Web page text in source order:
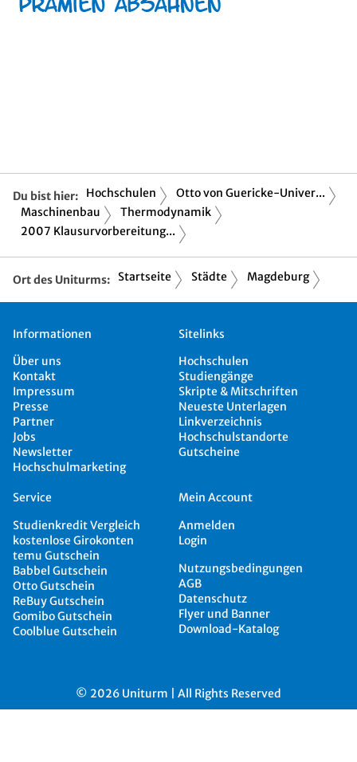
Du bist hier: Hochschulen
Otto von Guericke-Univer...
Maschinenbau
Thermodynamik
2007 Klausurvorbereitung...
Ort des Uniturms: Startseite Städte Magdeburg
Informationen
Über uns
Kontakt
Impressum
Presse
Partner
Jobs
Newsletter
Hochschulmarketing
Sitelinks
Hochschulen
Studiengänge
Skripte & Mitschriften
Neueste Unterlagen
Linkverzeichnis
Hochschulstandorte
Gutscheine
Service
Studienkredit Vergleich
kostenlose Girokonten
temu Gutschein
Babbel Gutschein
Otto Gutschein
ReBuy Gutschein
Gomibo Gutschein
Coolblue Gutschein
Mein Account
Anmelden
Login
Nutzungsbedingungen
AGB
Datenschutz
Flyer und Banner
Download-Katalog
© 2026 Uniturm | All Rights Reserved